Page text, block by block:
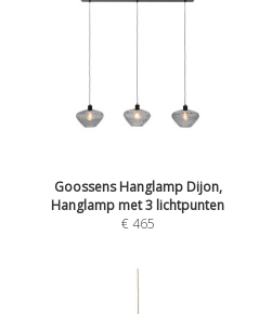
Goossens Hanglamp Dijon,
Hanglamp met 3 lichtpunten
€465